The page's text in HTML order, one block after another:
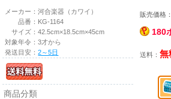
メーカー：河合楽器（カワイ）
品番： KG-1164
サイズ：42.5cm×18.5cm×45cm
対象年令：3才から
発送目安：2～5日
商品分類
販売価格：
180
送料：無